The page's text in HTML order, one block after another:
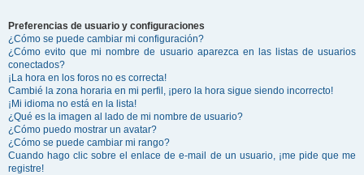
Preferencias de usuario y configuraciones
¿Cómo se puede cambiar mi configuración?
¿Cómo evito que mi nombre de usuario aparezca en las listas de usuarios
conectados?
¡La hora en los foros no es correcta!
Cambié la zona horaria en mi perfil, ¡pero la hora sigue siendo incorrecto!
¡Mi idioma no está en la lista!
¿Qué es la imagen al lado de mi nombre de usuario?
¿Cómo puedo mostrar un avatar?
¿Cómo se puede cambiar mi rango?
Cuando hago clic sobre el enlace de e-mail de un usuario, ¡me pide que me
registre!